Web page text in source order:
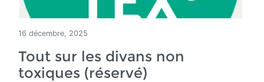
16 décembre, 2025
Tout sur les divans non
toxiques (réservé)